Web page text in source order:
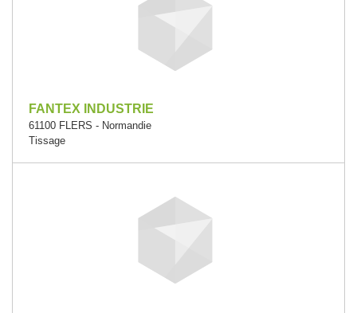
FANTEX INDUSTRIE
61100 FLERS - Normandie
Tissage